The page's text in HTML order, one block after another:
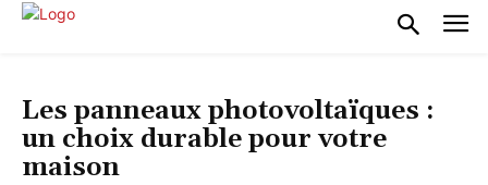
Les panneaux photovoltaïques :
un choix durable pour votre
maison